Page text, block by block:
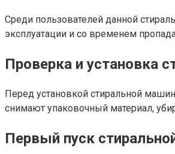
Среди пользователей данной
эксплуатации и со временем
Проверка и установка
Перед установкой стиральной
снимают упаковочный материал,
Первый пуск